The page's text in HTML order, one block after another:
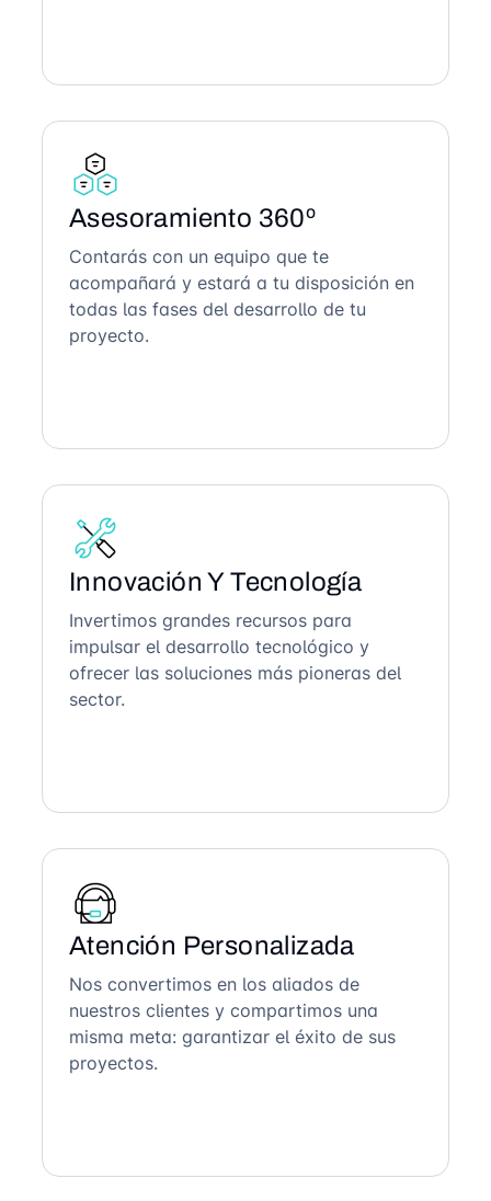
Asesoramiento 360º
Contarás con un equipo que te
acompañará y estará a tu disposición en
todas las fases del desarrollo de tu
proyecto.
Innovación Y Tecnología
Invertimos grandes recursos para
impulsar el desarrollo tecnológico y
ofrecer las soluciones más pioneras del
sector.
Atención Personalizada
Nos convertimos en los aliados de
nuestros clientes y compartimos una
misma meta: garantizar el éxito de sus
proyectos.